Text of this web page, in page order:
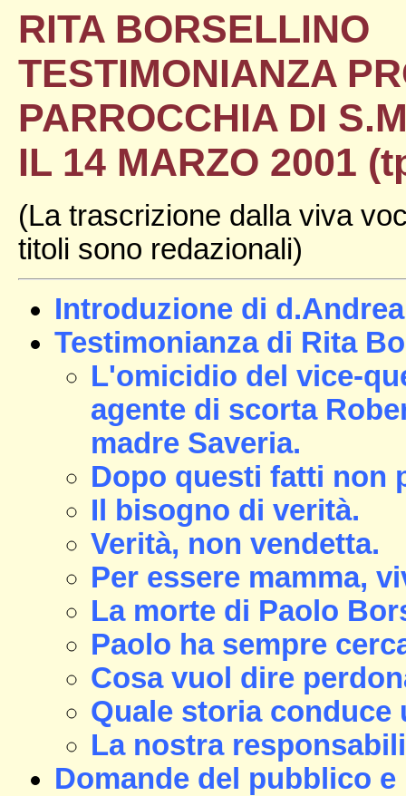
RITA BORSELLINO
TESTIMONIANZA
PARROCCHIA DI
IL 14 MARZO 2001
(La trascrizione dalla viva
titoli sono redazionali)
Introduzione di
Testimonianza di Rita
L'omicidio del vice-
agente di scorta
madre Saveria.
Dopo questi fatti non
Il bisogno di verità.
Verità, non vendetta.
Per essere mamma,
La morte di Paolo
Paolo ha sempre
Cosa vuol dire
Quale storia conduce
La nostra
Domande del pubblico